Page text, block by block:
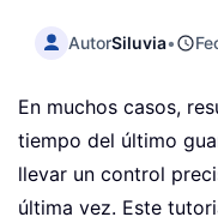
AutorSiluvia•
En muchos casos,
tiempo del último
llevar un control
última vez. Este